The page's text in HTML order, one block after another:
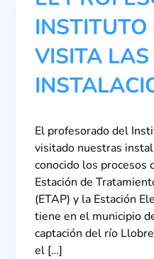
INSTITUTO
VISITA LAS
El profesorado del
visitado nuestras
conocido los procesos
Estación de
(ETAP) y la Estación
tiene en el municipio
captación del río
el […]